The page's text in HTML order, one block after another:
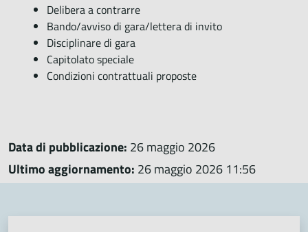
Delibera a contrarre
Bando/avviso di gara/lettera di invito
Disciplinare di gara
Capitolato speciale
Condizioni contrattuali proposte
Data di pubblicazione: 26 maggio 2026
Ultimo aggiornamento: 26 maggio 2026 11:56